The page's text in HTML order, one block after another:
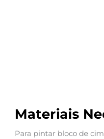
Materiais
Para pintar bloco de